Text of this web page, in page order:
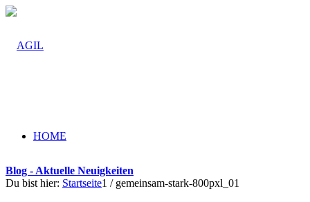
HOME
Blog - Aktuelle Neuigkeiten
Du bist hier: Startseite1 / gemeinsam-stark-800pxl_01